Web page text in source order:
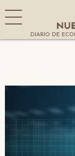
DIARIO DE